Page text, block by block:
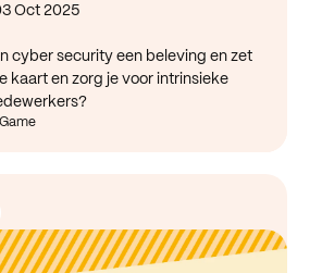
Oct 2025
cyber security een beleving en zet
kaart en zorg je voor intrinsieke